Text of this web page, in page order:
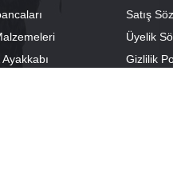
Satış
Üyelik
Gizlilik